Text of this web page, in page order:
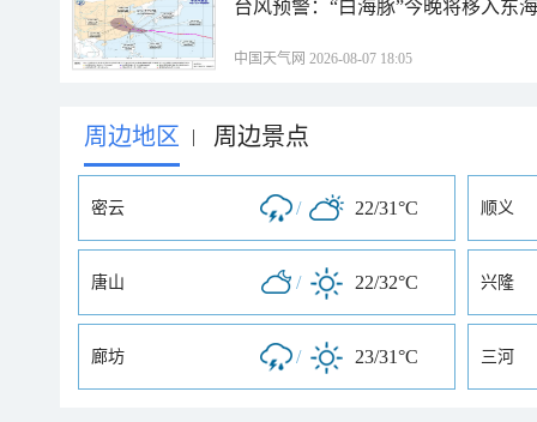
台风预警：“白海豚”今晚将移入东
中国天气网 2026-08-07 18:05
周边地区 | 周边景点
密云 / 22/31°C 顺义
唐山 / 22/32°C 兴隆
廊坊 / 23/31°C 三河